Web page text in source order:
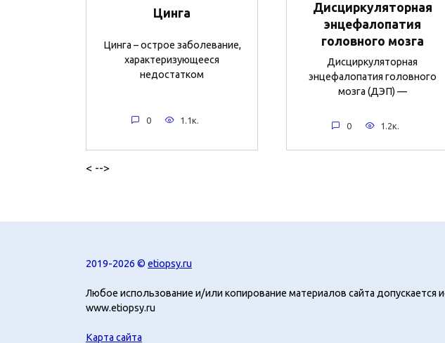
Цинга
Цинга – острое заболевание,
характеризующееся
недостатком
0 1.1к.
Дисциркуляторная
энцефалопатия
головного мозга
Дисциркуляторная
энцефалопатия головного
мозга (ДЭП) —
0 1.2к.
< -->
2019-2026 © etiopsy.ru
Любое использование и/или копирование материалов сайта
www.etiopsy.ru
Карта сайта